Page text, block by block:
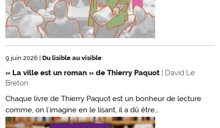
9 juin 2026 Du lisible au visible
« La ville est un roman » de Thierry Paquot | David Le
Breton
Chaque livre de Thierry Paquot est un bonheur de lecture
comme, on l’imagine en le lisant, il a dû être…